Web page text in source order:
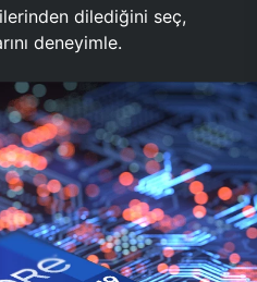
dilediğini seç,
deneyimle.